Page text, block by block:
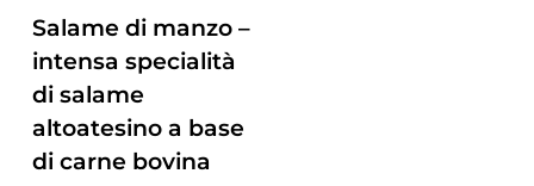
ZUM PRODUKT
Salame di manzo –
intensa specialità
di salame
altoatesino a base
di carne bovina